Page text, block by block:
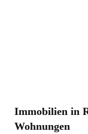
Immobilien in
Wohnungen